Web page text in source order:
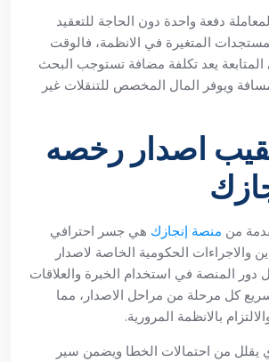
دفعة واحدة دون الحاجة للتعقيد
المتغيرة في الانظمة، فالوقت
المتابعة يعد تكلفة مضافة تستوجب البحث
ويوفر المال المخصص للتنقلات غير
اصدار رخصه
من منصة إنجازك هي جسر احترافي
والاجراءات الحكومية الخاصة لاصدار
دور المنصة في استخدام الخبرة والعلاقات
كل مرحلة من مراحل الاصدار، مما
بالانظمة المرورية.
يقلل من احتمالات الخطا ويضمن سير